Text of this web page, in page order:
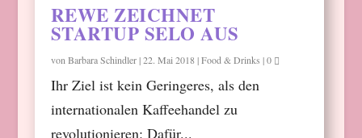
REWE ZEICHNET
STARTUP SELO AUS
von Barbara Schindler|22. Mai 2018|Food & Drinks |0
Ihr Ziel ist kein Geringeres, als den
internationalen Kaffeehandel zu
revolutionieren: Dafür...